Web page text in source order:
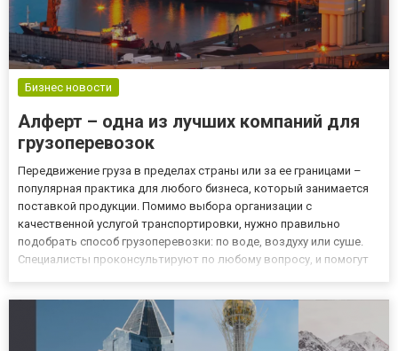
Бизнес новости
Алферт – одна из лучших компаний для
грузоперевозок
Передвижение груза в пределах страны или за ее границами –
популярная практика для любого бизнеса, который занимается
поставкой продукции. Помимо выбора организации с
качественной услугой транспортировки, нужно правильно
подобрать способ грузоперевозки: по воде, воздуху или суше.
Специалисты проконсультируют по любому вопросу, и помогут